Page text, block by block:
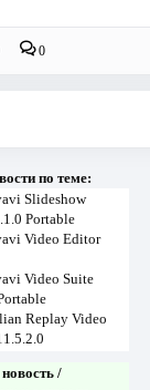
0
по теме:
Slideshow
Portable
Video Editor
Video Suite
Replay Video
/